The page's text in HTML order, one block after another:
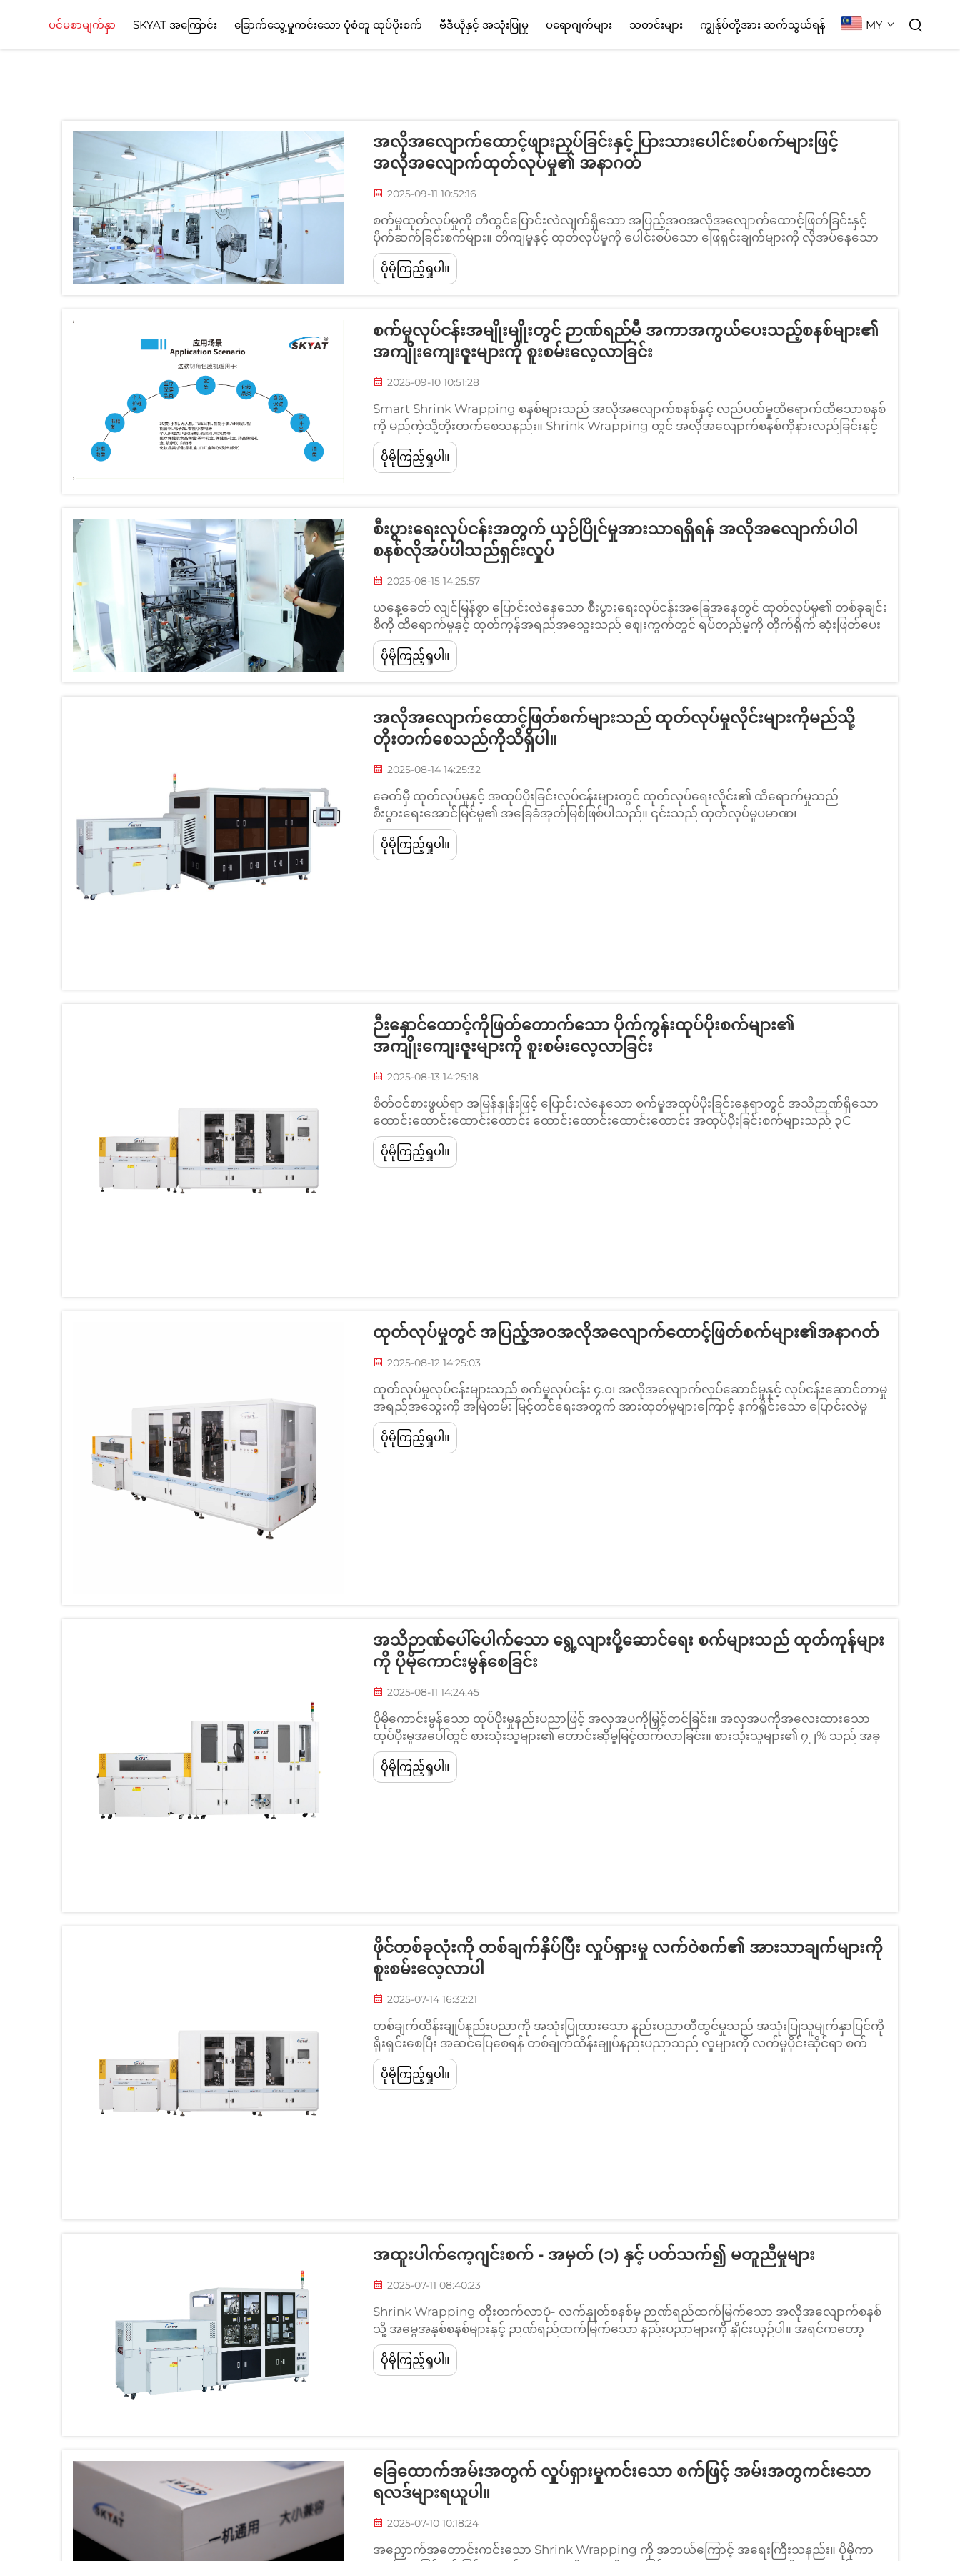
ပင်မစာမျက်နှာ SKYAT အကြောင်း ခြောက်သွေ့မှုကင်းသော ပုံစံတူ ထုပ်ပိုးစက် ဗီဒီယိုနှင့် အသုံးပြုမှု ပရောဂျက်များ သတင်းများ ကျွန်ုပ်တို့အား ဆက်သွယ်ရန် MY
အလိုအလျောက်ထောင့်ဖျားညှပ်ခြင်းနှင့် ပြားသားပေါင်းစပ်စက်များဖြင့်
အလိုအလျောက်ထုတ်လုပ်မှု၏ အနာဂတ်
2025-09-11 10:52:16
စက်မှုထုတ်လုပ်မှုကို တီထွင်ပြောင်းလဲလျက်ရှိသော အပြည့်အဝအလိုအလျောက်ထောင့်ဖြတ်ခြင်းနှင့်
ပိုက်ဆက်ခြင်းစက်များ။ တိကျမှုနှင့် ထုတ်လုပ်မှုကို ပေါင်းစပ်သော ဖြေရှင်းချက်များကို လိုအပ်နေသော
ခေတ်မှီစက်မှုလုပ်ငန်းများ။ အပြည့်အဝအလိုအလျောက်ထောင့်ဖြတ်ခြင်းနှင့် ပိုက်ဆက်ခြင်းစက်များ...
ပိုမိုကြည့်ရှုပါ။
စက်မှုလုပ်ငန်းအမျိုးမျိုးတွင် ဉာဏ်ရည်မီ အကာအကွယ်ပေးသည့်စနစ်များ၏
အကျိုးကျေးဇူးများကို စူးစမ်းလေ့လာခြင်း
2025-09-10 10:51:28
Smart Shrink Wrapping စနစ်များသည် အလိုအလျောက်စနစ်နှင့် လည်ပတ်မှုထိရောက်ထိသောစနစ်
ကို မည်ကဲ့သို့တိုးတက်စေသနည်း။ Shrink Wrapping တွင် အလိုအလျောက်စနစ်ကိုနားလည်ခြင်းနှင့်
ထုပ်ပိုးမှုအမြန်နှုန်းအပေါ်တွင်သက်ရောက်မှု။ အလိုအလျောက် Smart Shrink Wrapping စနစ်
များသည် တစ်မိနစ်လျှင် ၁၄၀-၁၆၀ ယူနစ်ကို &plusm... ဖြင့်ဖြတ်သန်းပါသည်။
ပိုမိုကြည့်ရှုပါ။
စီးပွားရေးလုပ်ငန်းအတွက် ယှဉ်ပြိုင်မှုအားသာရရှိရန် အလိုအလျောက်ပါဝါ
စနစ်လိုအပ်ပါသည်ရှင်းလှုပ်
2025-08-15 14:25:57
ယနေ့ခေတ် လျင်မြန်စွာ ပြောင်းလဲနေသော စီးပွားရေးလုပ်ငန်းအခြေအနေတွင် ထုတ်လုပ်မှု၏ တစ်ခုချင်း
စီကို ထိရောက်မှုနှင့် ထုတ်ကုန်အရည်အသွေးသည် ဈေးကွက်တွင် ရပ်တည်မှုကို တိုက်ရိုက် ဆုံးဖြတ်ပေး
ပါသည်။ ထို့ကြောင့် ထုတ်လုပ်မှုလုပ်ငန်းစဉ်တွင် နောက်ဆုံးပိုင်း စာမျက်နှာပုံနှိပ်ပြီး ထုပ်ပိုးခြင်း
လုပ်ငန်းစဉ်များကဲ့သို့ မကြာခဏ လျစ်လျူရှုခံရသော အဆင့်များကိုပါ ဂရုပြုရန် အရေးကြီးပါသည်။
စီးပွားရေးလုပ်ငန်းများသည် ပိုမိုကောင်းမွန်သော...
ပိုမိုကြည့်ရှုပါ။
အလိုအလျောက်ထောင့်ဖြတ်စက်များသည် ထုတ်လုပ်မှုလိုင်းများကိုမည်သို့
တိုးတက်စေသည်ကိုသိရှိပါ။
2025-08-14 14:25:32
ခေတ်မှီ ထုတ်လုပ်မှုနှင့် အထုပ်ပိုးခြင်းလုပ်ငန်းများတွင် ထုတ်လုပ်ရေးလိုင်း၏ ထိရောက်မှုသည်
စီးပွားရေးအောင်မြင်မှု၏ အခြေခံအုတ်မြစ်ဖြစ်ပါသည်။ ၎င်းသည် ထုတ်လုပ်မှုပမာဏ၊
လုပ်ငန်းဆောင်တာမှုစရိတ်များနှင့် စျေးကွက်တွင် ယေဘုယျအားဖြင့် ယှဉ်ပြိုင်နိုင်မှုကို သတ်မှတ်ပေး
ပါသည်။ လက်ဖျားဖြင့် လုပ်ဆောင်သော နှင့် အလိုအလျောက်အစိတ်အပိုင်းများပါသော အထုပ်ပိုးခြင်း
လုပ်ငန်းများသည် အချိန်ကြာမှုအထိ...
ပိုမိုကြည့်ရှုပါ။
ဉီးနှောင်ထောင့်ကိုဖြတ်တောက်သော ပိုက်ကွန်းထုပ်ပိုးစက်များ၏
အကျိုးကျေးဇူးများကို စူးစမ်းလေ့လာခြင်း
2025-08-13 14:25:18
စိတ်ဝင်စားဖွယ်ရာ အမြန်နှုန်းဖြင့် ပြောင်းလဲနေသော စက်မှုအထုပ်ပိုးခြင်းနေရာတွင် အသိဉာဏ်ရှိသော
ထောင်းထောင်းထောင်းထောင်း ထောင်းထောင်းထောင်းထောင်း အထုပ်ပိုးခြင်းစက်များသည် ၃C
အီလက်ထရွန်နစ်၊ အလှကုန်ပစ္စည်းများ၊ အစားအသောက်နှင့် အသောက်များ၊ အိမ်သုံးပစ္စည်းများ စသည့်
အုပ်စုအသေးစားများမှ အကြီးစားများအထိ အုပ်စုအသေးစားများအထိ လုပ်ငန်းများအတွက် အသုံးဝင်
သော အဖြေသစ်များအဖြစ် ပေါ်ထွန်းလာခဲ့ပါသည်။
ပိုမိုကြည့်ရှုပါ။
ထုတ်လုပ်မှုတွင် အပြည့်အဝအလိုအလျောက်ထောင့်ဖြတ်စက်များ၏အနာဂတ်
2025-08-12 14:25:03
ထုတ်လုပ်မှုလုပ်ငန်းများသည် စက်မှုလုပ်ငန်း ၄.၀၊ အလိုအလျောက်လုပ်ဆောင်မှုနှင့် လုပ်ငန်းဆောင်တာမှု
အရည်အသွေးကို အမြဲတမ်း မြင့်တင်ရေးအတွက် အားထုတ်မှုများကြောင့် နက်ရှိုင်းသော ပြောင်းလဲမှု
များကို ဖော်ဆောင်နေပါသည်။ ဤပြောင်းလဲမှုအတွင်း အလုံးစုံအလိုအလျောက် ထောင်းထောင်း
ထောင်းထောင်း စက်များသည် အထုပ်ပိုးခြင်းပစ္စည်းများအနက် အထူးသဖြင့် အသုံးပြုသော ပစ္စည်းများ
မှ လုပ်ငန်းတွင် အရေးပါသော အစိတ်အပိုင်းတစ်ခုအဖြစ် ဖွံ့ဖြိုးတိုးတက်လာခဲ့ပါသည်။
ပိုမိုကြည့်ရှုပါ။
အသိဉာဏ်ပေါ်ပေါက်သော ရွေ့လျားပို့ဆောင်ရေး စက်များသည် ထုတ်ကုန်များ
ကို ပိုမိုကောင်းမွန်စေခြင်း
2025-08-11 14:24:45
ပိုမိုကောင်းမွန်သော ထုပ်ပိုးမှုနည်းပညာဖြင့် အလှအပကိုမြှင့်တင်ခြင်း။ အလှအပကိုအလေးထားသော
ထုပ်ပိုးမှုအပေါ်တွင် စားသုံးသူများ၏ တောင်းဆိုမှုမြင့်တက်လာခြင်း။ စားသုံးသူများ၏ ၇၂% သည် အခု
တော့ ဝယ်ယူမှုဆုံးဖြတ်ချက်တွင် ထုပ်ပိုးမှု၏ အလှအပကို အရေးကြီးသောအချက်အလက်အဖြစ်
စဉ်းစားလာကြသည် (Packaging Gateway, ၂၀၂၄)။ အာရှတစ်လွှားတွင်...
ပိုမိုကြည့်ရှုပါ။
ဖိုင်တစ်ခုလုံးကို တစ်ချက်နှိပ်ပြီး လှုပ်ရှားမှု လက်ဝဲစက်၏ အားသာချက်များကို
စူးစမ်းလေ့လာပါ
2025-07-14 16:32:21
တစ်ချက်ထိန်းချုပ်နည်းပညာကို အသုံးပြုထားသော နည်းပညာတီထွင်မှုသည် အသုံးပြုသူမျက်နှာပြင်ကို
ရိုးရှင်းစေပြီး အဆင်ပြေစေရန် တစ်ချက်ထိန်းချုပ်နည်းပညာသည် လူများကို လက်မှုပိုင်းဆိုင်ရာ စက်
များနှင့် အပြန်အလှန်ဆက်သွယ်မှုကို အမှန်တကယ် ပြောင်းလဲစေသည်။ ရိုးရှင်းသော စီစဉ်မှုကြောင့်
အသုံးပြုသူများသည် အဆင့်အတန်းမရွေး အသုံးပြုရန် လွယ်ကူပါသည်။
ပိုမိုကြည့်ရှုပါ။
အထူးပါက်ကေ့ဂျင်းစက် - အမှတ် (၁) နှင့် ပတ်သက်၍ မတူညီမှုများ
2025-07-11 08:40:23
Shrink Wrapping တိုးတက်လာပုံ- လက်နှုတ်စနစ်မှ ဉာဏ်ရည်ထက်မြက်သော အလိုအလျောက်စနစ်
သို့ အမွေအနှစ်စနစ်များနှင့် ဉာဏ်ရည်ထက်မြက်သော နည်းပညာများကို နှိုင်းယှဉ်ပါ။ အရင်ကတော့
Shrink Wrapping အများစုကို လက်နှုတ်ဖြင့် လုပ်ဆောင်ခဲ့ကြပါတယ်။ အကြောင်းကတော့ ရိုးရှင်းတဲ့
နည်းလမ်းဖြစ်ပြီး စတင်ရင်းနှုန်းကို မလိုအပ်ခဲ့ပါဘူး။ ဒါပေမယ့် အဲဒီနောက်မှာတော့...
ပိုမိုကြည့်ရှုပါ။
ခြေထောက်အမ်းအတွက် လှုပ်ရှားမှုကင်းသော စက်ဖြင့် အမ်းအတွကင်းသော
ရလဒ်များရယူပါ။
2025-07-10 10:18:24
အညှောက်အတောင်းကင်းသော Shrink Wrapping ကို အဘယ်ကြောင့် အရေးကြီးသနည်း။ ပိုမိုကာ